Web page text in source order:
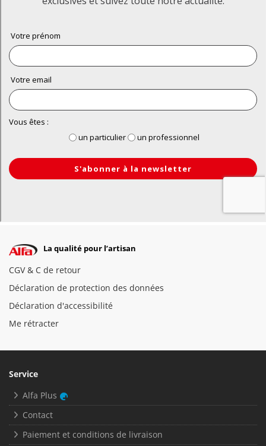
La qualité pour l’artisan
CGV & C de retour
Déclaration de protection des données
Déclaration d'accessibilité
Me rétracter
Service
Alfa Plus
Contact
Paiement et conditions de livraison